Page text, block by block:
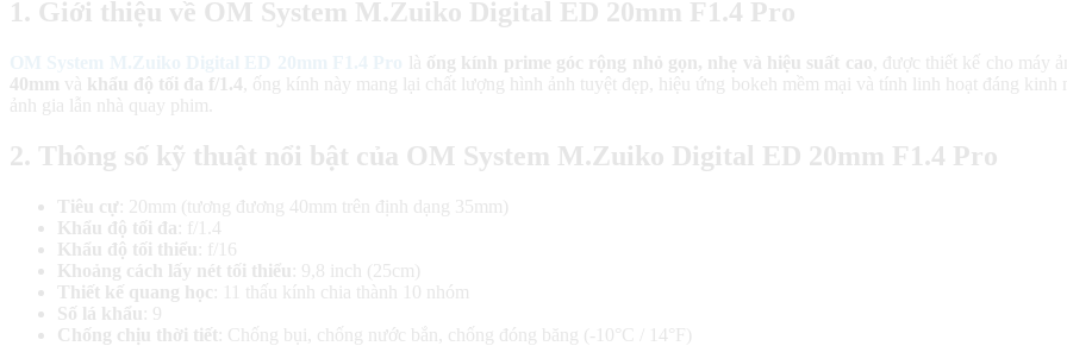
1. Giới thiệu về OM System M.Zuiko Digital ED 20mm F1.4 Pro
là ống kính prime góc rộng nhỏ gọn, nhẹ và hiệu suất cao , được thiết kế cho máy
40mm và khẩu độ tối đa f/1.4 , ống kính này mang lại chất lượng hình ảnh tuyệt đẹp, hiệu ứng bokeh mềm mại và tính linh hoạt đáng
ảnh gia lẫn nhà quay phim.
2. Thông số kỹ thuật nổi bật của OM System M.Zuiko Digital ED 20mm F1.4 Pro
Tiêu cự : 20mm (tương đương 40mm trên định dạng 35mm)
Khẩu độ tối đa : f/1.4
Khẩu độ tối thiểu
: f/16
Khoảng cách lấy nét tối thiểu
: 9,8 inch (25cm)
Thiết kế quang học
: 11 thấu kính chia thành 10 nhóm
Số lá khẩu
: 9
Chống chịu thời tiết
: Chống bụi, chống nước bắn, chống đóng băng (-10°C / 14°F)